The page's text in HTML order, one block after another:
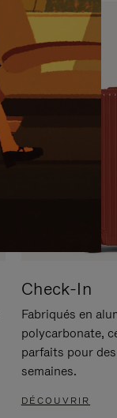
Check-In
Fabriqués en
polycarbonate,
parfaits pour
semaines.
DÉCOUVRIR